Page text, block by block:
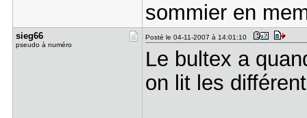
sommier en
sieg66
pseudo à numéro
Posté le 04-11-2007 à 14:01:10
Le bultex a
on lit les